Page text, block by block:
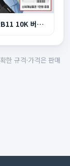
라볼레이 RB11 10K 버클형 3단 자동 양우산
한 규격·가격은 판매